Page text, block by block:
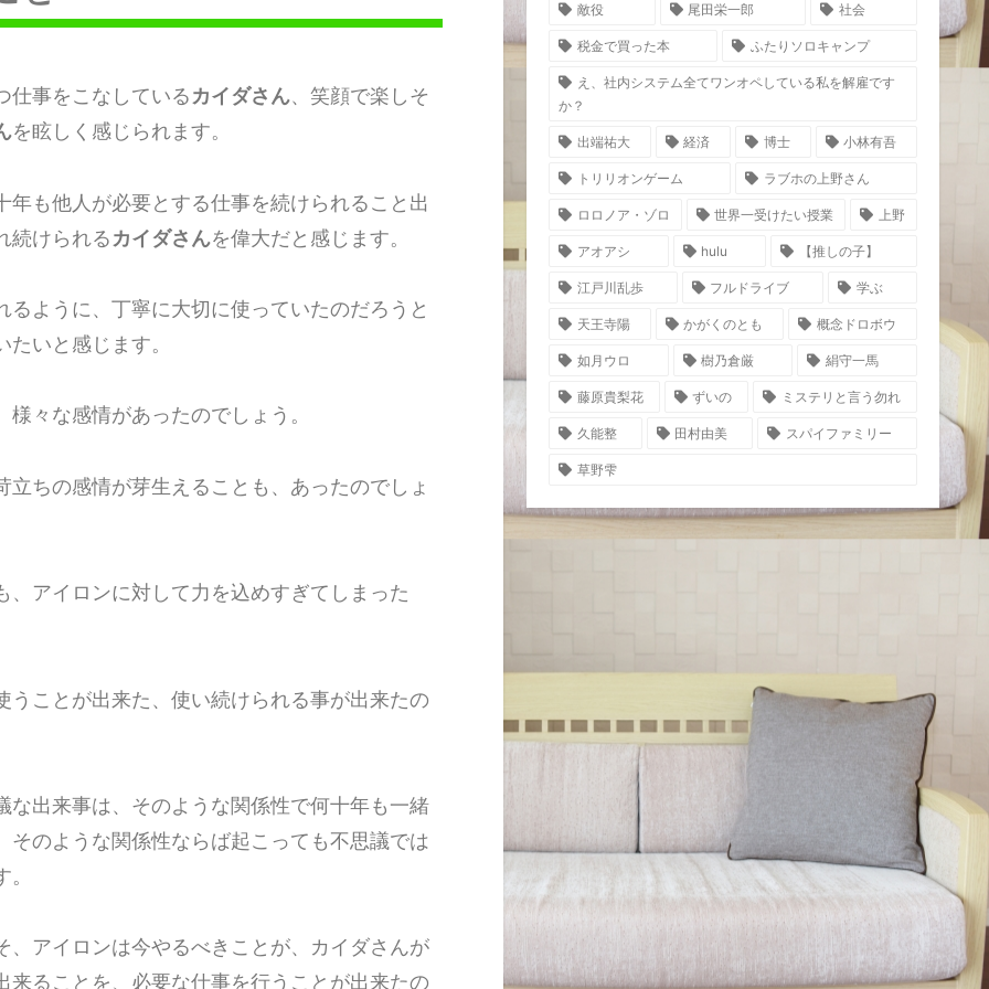
仕事をこなしているカイダさん、笑顔で楽しそ
を眩しく感じられます。
も他人が必要とする仕事を続けられること出
続けられるカイダさんを偉大だと感じます。
ように、丁寧に大切に使っていたのだろうと
いと感じます。
々な感情があったのでしょう。
ちの感情が芽生えることも、あったのでしょ
アイロンに対して力を込めすぎてしまった
ことが出来た、使い続けられる事が出来たの
出来事は、そのような関係性で何十年も一緒
のような関係性ならば起こっても不思議では
アイロンは今やるべきことが、カイダさんが
ることを、必要な仕事を行うことが出来たの
敵役 尾田栄一郎 社会
税金で買った本 ふたりソロキャンプ
え、社内システム全てワンオペしている私を解雇です
か？
出端祐大 経済 博士 小林有吾
トリリオンゲーム ラブホの上野さん
ロロノア・ゾロ 世界一受けたい授業 上野
アオアシ hulu 【推しの子】
江戸川乱歩 フルドライブ 学ぶ
天王寺陽 かがくのとも 概念ドロボウ
如月ウロ 樹乃倉厳 絹守一馬
藤原貴梨花 ずいの ミステリと言う勿れ
久能整 田村由美 スパイファミリー
草野雫